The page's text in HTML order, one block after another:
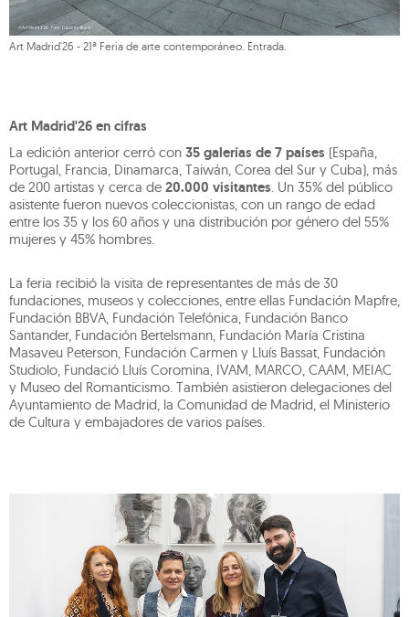
Art Madrid'26 - 21ª Feria de arte contemporáneo. Entrada.
Art Madrid'26 en cifras
La edición anterior cerró con 35 galerías de 7 países (España,
Portugal, Francia, Dinamarca, Taiwán, Corea del Sur y Cuba), más
de 200 artistas y cerca de 20.000 visitantes. Un 35% del público
asistente fueron nuevos coleccionistas, con un rango de edad
entre los 35 y los 60 años y una distribución por género del 55%
mujeres y 45% hombres.
La feria recibió la visita de representantes de más de 30
fundaciones, museos y colecciones, entre ellas Fundación Mapfre,
Fundación BBVA, Fundación Telefónica, Fundación Banco
Santander, Fundación Bertelsmann, Fundación María Cristina
Masaveu Peterson, Fundación Carmen y Lluís Bassat, Fundación
Studiolo, Fundació Lluís Coromina, IVAM, MARCO, CAAM, MEIAC
y Museo del Romanticismo. También asistieron delegaciones del
Ayuntamiento de Madrid, la Comunidad de Madrid, el Ministerio
de Cultura y embajadores de varios países.